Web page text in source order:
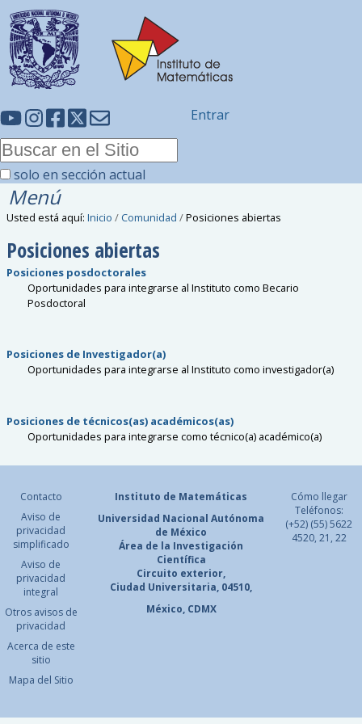
solo en sección actual
Entrar
Menú
Usted está aquí: Inicio / Comunidad /Posiciones abiertas
Posiciones abiertas
Posiciones posdoctorales
Oportunidades para integrarse al Instituto como Becario
Posdoctoral
Posiciones de Investigador(a)
Oportunidades para integrarse al Instituto como investigador(a)
Posiciones de técnicos(as) académicos(as)
Oportunidades para integrarse como técnico(a) académico(a)
Contacto
Aviso de
privacidad
simplificado
Aviso de
privacidad
integral
Otros avisos de
privacidad
Acerca de este
sitio
Mapa del Sitio
Instituto de Matemáticas
Universidad Nacional Autónoma
de México
Área de la Investigación
Científica
Circuito exterior,
Ciudad Universitaria, 04510,
México, CDMX
Cómo llegar
Teléfonos:
(+52) (55) 5622
4520, 21, 22